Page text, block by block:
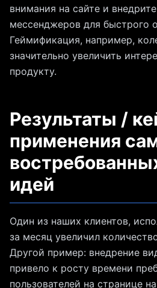
внимания на сайте и
мессенджеров для быстрого
Геймификация, например,
значительно увеличить
продукту.
Результаты /
применения
идей
Один из наших клиентов,
за месяц увеличил
Другой пример: внедрение
привело к росту времени
пользователей на странице